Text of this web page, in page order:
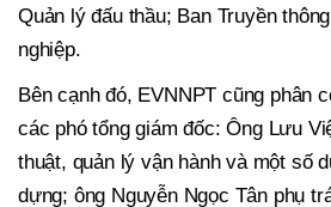
Quản lý đấu thầu; Ban Truyền
nghiệp.
Bên cạnh đó, EVNNPT cũng phân
các phó tổng giám đốc: Ông Lưu
thuật, quản lý vận hành và một số
dựng; ông Nguyễn Ngọc Tân phụ